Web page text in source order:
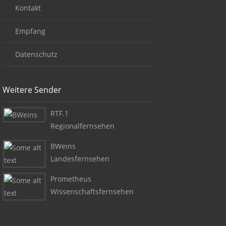
Kontakt
Empfang
Datenschutz
Weitere Sender
RTF.1
Regionalfernsehen
BWeins
Landesfernsehen
Prometheus
Wissenschaftsfernsehen